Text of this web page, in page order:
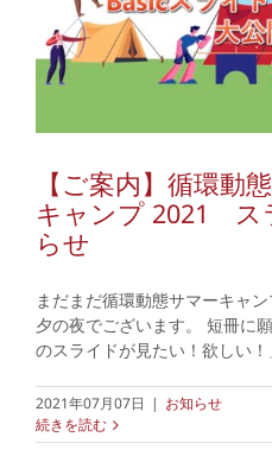
【ご案内】循環動
キャンプ 2021 ス
らせ
まだまだ循環動態サマーキャ
夕の夜でございます。 短冊に
のスライドが見たい！欲しい
2021年07月07日 | お知らせ
続きを読む